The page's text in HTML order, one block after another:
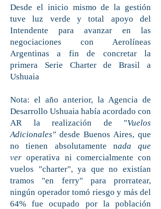
Desde el inicio mismo de la gestión
tuve luz verde y total apoyo del
Intendente para avanzar en las
negociaciones con Aerolíneas
Argentinas a fin de concretar la
primera Serie Charter de Brasil a
Ushuaia
Nota: el año anterior, la Agencia de
Desarrollo Ushuaia había acordado con
AR la realización de "Vuelos
Adicionales" desde Buenos Aires, que
no tienen absolutamente nada que
ver operativa ni comercialmente con
vuelos "charter", ya que no existían
tramos "en ferry" para prorratear,
ningún operador tomó riesgo y más del
64% fue ocupado por la población